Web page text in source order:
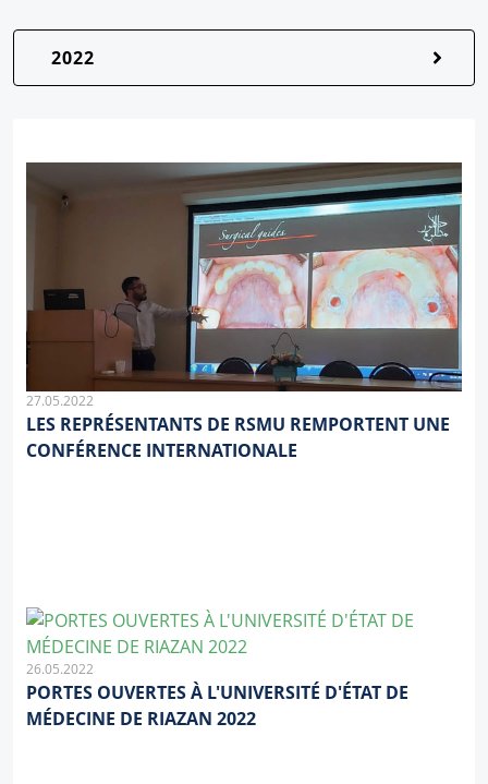
2022
27.05.2022
LES REPRÉSENTANTS DE RSMU REMPORTENT UNE
CONFÉRENCE INTERNATIONALE
26.05.2022
PORTES OUVERTES À L'UNIVERSITÉ D'ÉTAT DE
MÉDECINE DE RIAZAN 2022